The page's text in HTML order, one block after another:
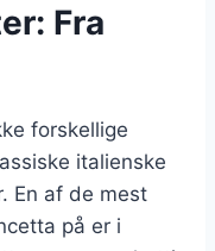
Fra
forskellige
italienske
En af de mest
på er i